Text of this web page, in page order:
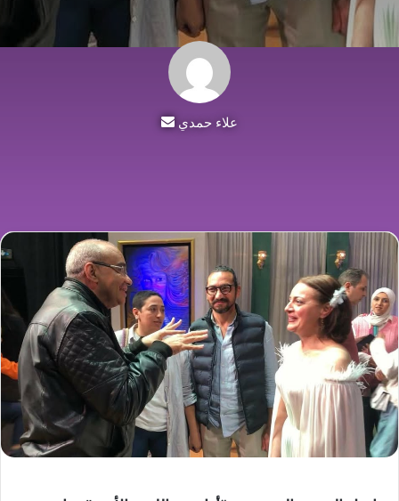
علاء حمدي